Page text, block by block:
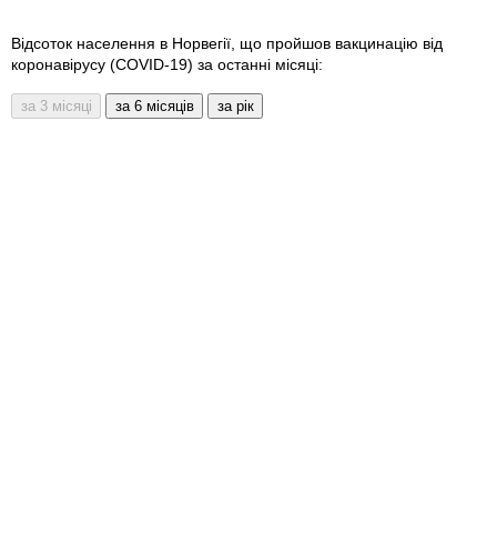
Відсоток населення в Норвегії, що пройшов вакцинацію від
коронавірусу (COVID-19) за останні місяці: